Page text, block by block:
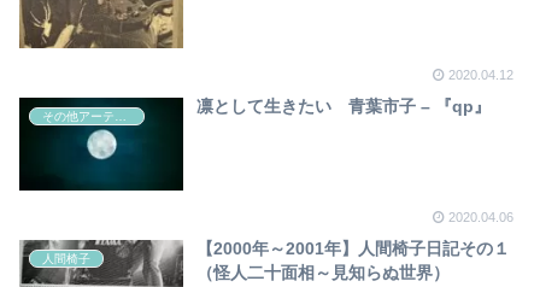
2020.04.12
凛として生きたい 青葉市子 – 『qp』
2020.04.06
人間椅子
【2000年～2001年】人間椅子日記その１
（怪人二十面相～見知らぬ世界）